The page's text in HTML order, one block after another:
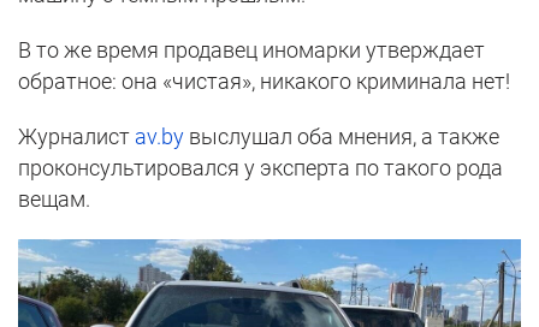
В то же время продавец иномарки утверждает
обратное: она «чистая», никакого криминала нет!
Журналист av.by выслушал оба мнения, а также
проконсультировался у эксперта по такого рода
вещам.